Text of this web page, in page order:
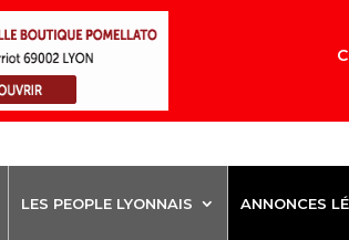
LES PEOPLE LYONNAIS ANNONCES